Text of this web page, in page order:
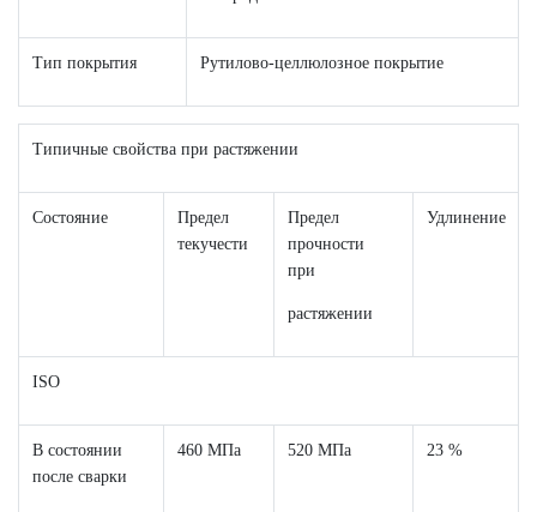
Тип покрытия Рутилово-целлюлозное покрытие
Типичные свойства при растяжении
Состояние
Предел
текучести
Предел
прочности
при
растяжении
Удлинение
ISO
В состоянии
после сварки
460 МПа 520 МПа 23 %